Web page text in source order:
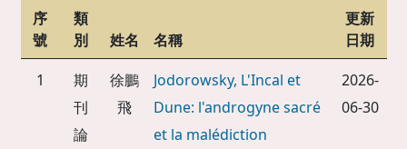
序
號
類
別
姓名 名稱
更新
日期
1
期
刊
論
徐鵬
飛
Jodorowsky, L'Incal et
Dune: l'androgyne sacré
et la malédiction
2026-
06-30